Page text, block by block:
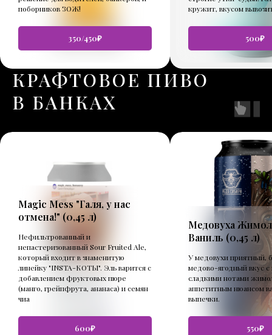
поборников ЗОЖ!
350/450₽
кружит, вкусом
500₽
КРАФТОВОЕ ПИВО
В БАНКАХ
Magic Mess "Галя, у нас
отмена!" (0,45 л)
Нефильтрованный и
непастеризованный Sour Fruited Ale,
который входит в знаменитую
линейку "INSTA-КОТЫ". Эль варится с
добавлением фруктовых пюре
(манго, грейпфрута, ананаса) и семян
чиа
600₽
Медовуха
Ваниль (0,45 л)
У медовухи приятный,
медово-ягодный вкус с
сладкими нотами
аппетитным нюансом
выпечки.
550₽